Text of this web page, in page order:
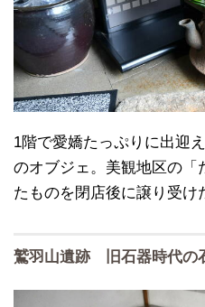
1階で愛嬌たっぷりに出迎
のオブジェ。美観地区の「
たものを閉店後に譲り受け
鷲羽山遺跡 旧石器時代の